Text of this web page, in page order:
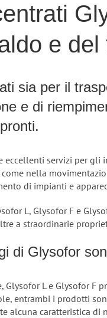
e del
sia per il
e di
eccellenti servizi per
nella
di impianti e
L, Glysofor F e
a straordinarie
di Glysofor
Glysofor L e Glysofor F
entrambi i prodotti
alcuna caratteristica di